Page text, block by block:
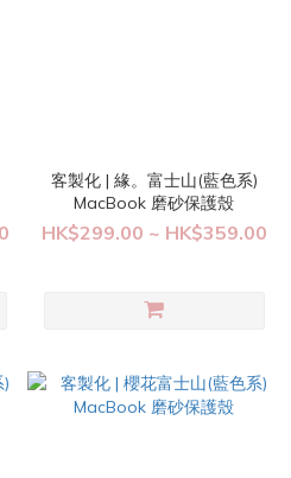
客製化 | 緣。富士山(藍色系)
MacBook 磨砂保護殼
HK$299.00 ~ HK$359.00